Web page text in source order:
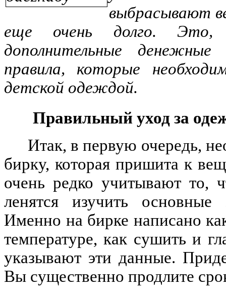
выбрасывают
еще очень долго. Это,
дополнительные
правила, которые
детской одеждой.
Правильный уход за
Итак, в первую очередь,
бирку, которая пришита к
очень редко учитывают то,
ленятся изучить
Именно на бирке написано
температуре, как сушить и
указывают эти данные.
Вы существенно продлите